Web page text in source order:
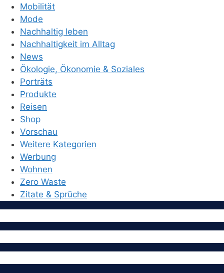
Mobilität
Mode
Nachhaltig leben
Nachhaltigkeit im Alltag
News
Ökologie, Ökonomie & Soziales
Porträts
Produkte
Reisen
Shop
Vorschau
Weitere Kategorien
Werbung
Wohnen
Zero Waste
Zitate & Sprüche